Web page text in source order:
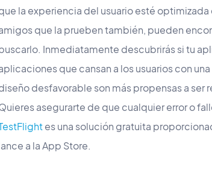
la experiencia del usuario esté
que la prueben también, pueden
Inmediatamente descubrirás si tu
que cansan a los usuarios con
desfavorable son más propensas a ser
asegurarte de que cualquier error o
es una solución gratuita
a la App Store.